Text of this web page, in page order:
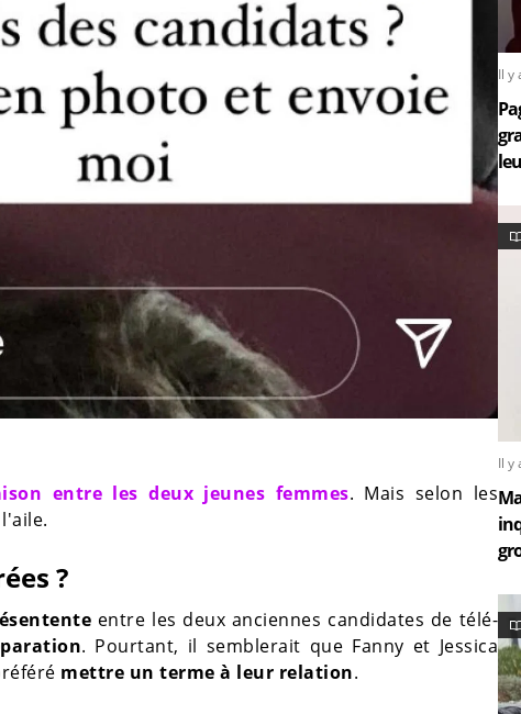
entre les deux jeunes femmes. Mais selon les
?
entre les deux anciennes candidates de télé-
. Pourtant, il semblerait que Fanny et Jessica
mettre un terme à leur relation.
Il y
Il y